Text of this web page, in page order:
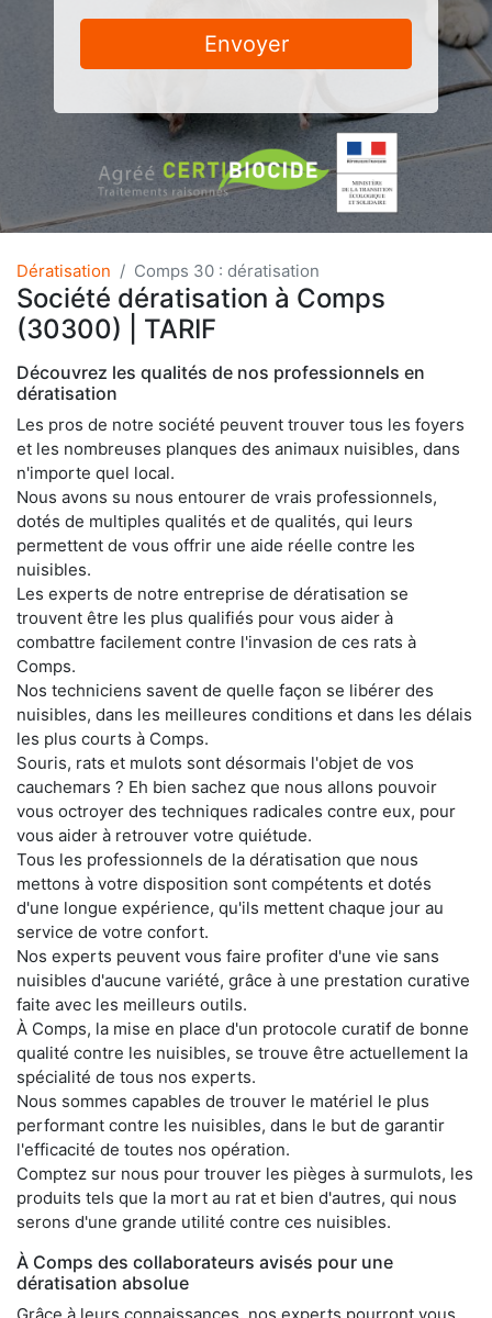
Envoyer
Dératisation Comps 30 : dératisation
Société dératisation à Comps
(30300) | TARIF
Découvrez les qualités de nos professionnels en
dératisation
Les pros de notre société peuvent trouver tous les foyers
et les nombreuses planques des animaux nuisibles, dans
n'importe quel local.
Nous avons su nous entourer de vrais professionnels,
dotés de multiples qualités et de qualités, qui leurs
permettent de vous offrir une aide réelle contre les
nuisibles.
Les experts de notre entreprise de dératisation se
trouvent être les plus qualifiés pour vous aider à
combattre facilement contre l'invasion de ces rats à
Comps.
Nos techniciens savent de quelle façon se libérer des
nuisibles, dans les meilleures conditions et dans les délais
les plus courts à Comps.
Souris, rats et mulots sont désormais l'objet de vos
cauchemars ? Eh bien sachez que nous allons pouvoir
vous octroyer des techniques radicales contre eux, pour
vous aider à retrouver votre quiétude.
Tous les professionnels de la dératisation que nous
mettons à votre disposition sont compétents et dotés
d'une longue expérience, qu'ils mettent chaque jour au
service de votre confort.
Nos experts peuvent vous faire profiter d'une vie sans
nuisibles d'aucune variété, grâce à une prestation curative
faite avec les meilleurs outils.
À Comps, la mise en place d'un protocole curatif de bonne
qualité contre les nuisibles, se trouve être actuellement la
spécialité de tous nos experts.
Nous sommes capables de trouver le matériel le plus
performant contre les nuisibles, dans le but de garantir
l'efficacité de toutes nos opération.
Comptez sur nous pour trouver les pièges à surmulots, les
produits tels que la mort au rat et bien d'autres, qui nous
serons d'une grande utilité contre ces nuisibles.
À Comps des collaborateurs avisés pour une
dératisation absolue